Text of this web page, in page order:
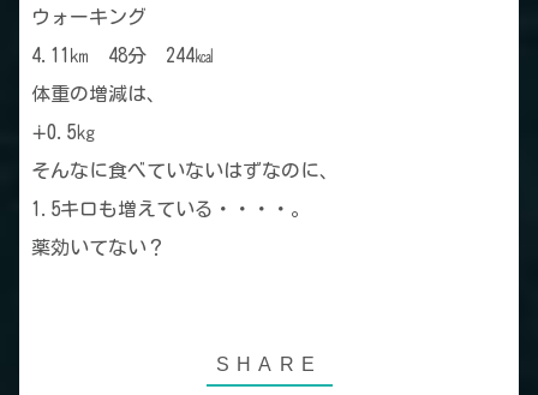
ウォーキング
4.11㎞ 48分 244㎉
体重の増減は、
∔0.5㎏
そんなに食べていないはずなのに、
1.5キロも増えている・・・・。
薬効いてない？